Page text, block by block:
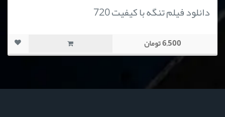
دانلود فیلم تنگه با کیفیت 720
6,500 تومان